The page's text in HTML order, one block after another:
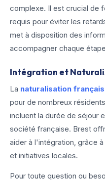
complexe. Il est crucial de
requis pour éviter les
met à disposition des
accompagner chaque
Intégration et
La naturalisation
pour de nombreux
incluent la durée de séjour
société française. Brest
aider à l'intégration, grâce
et initiatives locales.
Pour toute question ou